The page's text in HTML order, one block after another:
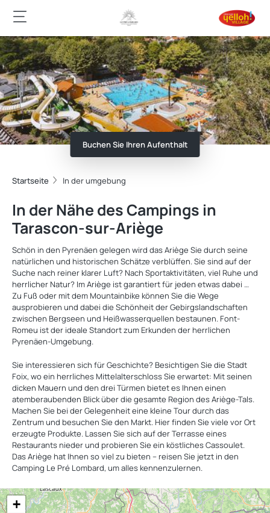
Buchen Sie Ihren Aufenthalt
Startseite In der umgebung
In der Nähe des Campings in
Tarascon-sur-Ariège
Schön in den Pyrenäen gelegen wird das Ariège Sie durch seine
natürlichen und historischen Schätze verblüffen. Sie sind auf der
Suche nach reiner klarer Luft? Nach Sportaktivitäten, viel Ruhe und
herrlicher Natur? Im Ariège ist garantiert für jeden etwas dabei …
Zu Fuß oder mit dem Mountainbike können Sie die Wege
ausprobieren und dabei die Schönheit der Gebirgslandschaften
zwischen Bergseen und Heißwasserquellen bestaunen. Font-
Romeu ist der ideale Standort zum Erkunden der herrlichen
Pyrenäen-Umgebung.
Sie interessieren sich für Geschichte? Besichtigen Sie die Stadt
Foix, wo ein herrliches Mittelalterschloss Sie erwartet: Mit seinen
dicken Mauern und den drei Türmen bietet es Ihnen einen
atemberaubenden Blick über die gesamte Region des Ariège-Tals.
Machen Sie bei der Gelegenheit eine kleine Tour durch das
Zentrum und besuchen Sie den Markt. Hier finden Sie viele vor Ort
erzeugte Produkte. Lassen Sie sich auf der Terrasse eines
Restaurants nieder und probieren Sie ein köstliches Cassoulet.
Das Ariège hat Ihnen so viel zu bieten – reisen Sie jetzt in den
Camping Le Pré Lombard, um alles kennenzulernen.
+